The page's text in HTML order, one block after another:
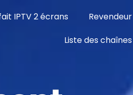
IPTV 2 écrans
Revendeur
Liste des chaînes